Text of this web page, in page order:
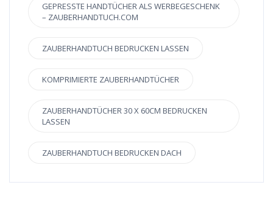
GEPRESSTE HANDTÜCHER ALS WERBEGESCHENK
– ZAUBERHANDTUCH.COM
ZAUBERHANDTUCH BEDRUCKEN LASSEN
KOMPRIMIERTE ZAUBERHANDTÜCHER
ZAUBERHANDTÜCHER 30 X 60CM BEDRUCKEN
LASSEN
ZAUBERHANDTUCH BEDRUCKEN DACH